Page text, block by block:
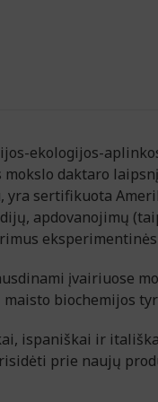
ekologijos-
daktaro
sertifikuota
apdovanojimų
eksperimentinės
įvairiuose
biochemijos
ispaniškai ir
prie naujų